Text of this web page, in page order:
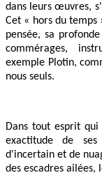
dans leurs œuvres,
Cet « hors du
pensée, sa
commérages,
exemple Plotin,
nous seuls.
Dans tout esprit
exactitude de
d'incertain et de
des escadres ailées,